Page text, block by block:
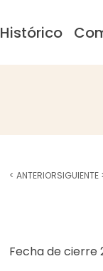
Histórico
Fecha de cierre
< ANTERIORSIGUIENTE